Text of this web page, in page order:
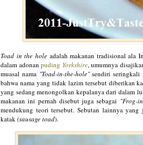
Toad in the holeadalah makanan tradisional ala
dalam adonanpuding Yorkshire, umumnya
muasal nama "Toad-in-the-hole"sendiri seringkali
bahwa nama yang tidak lazim tersebut diberikan
yang sedang menongolkan kepalanya dari dalam
makanan ini pernah disebut juga sebagai "Frog-
mendukung teori tersebut. Sebutan lainnya
katak(sausage toad).